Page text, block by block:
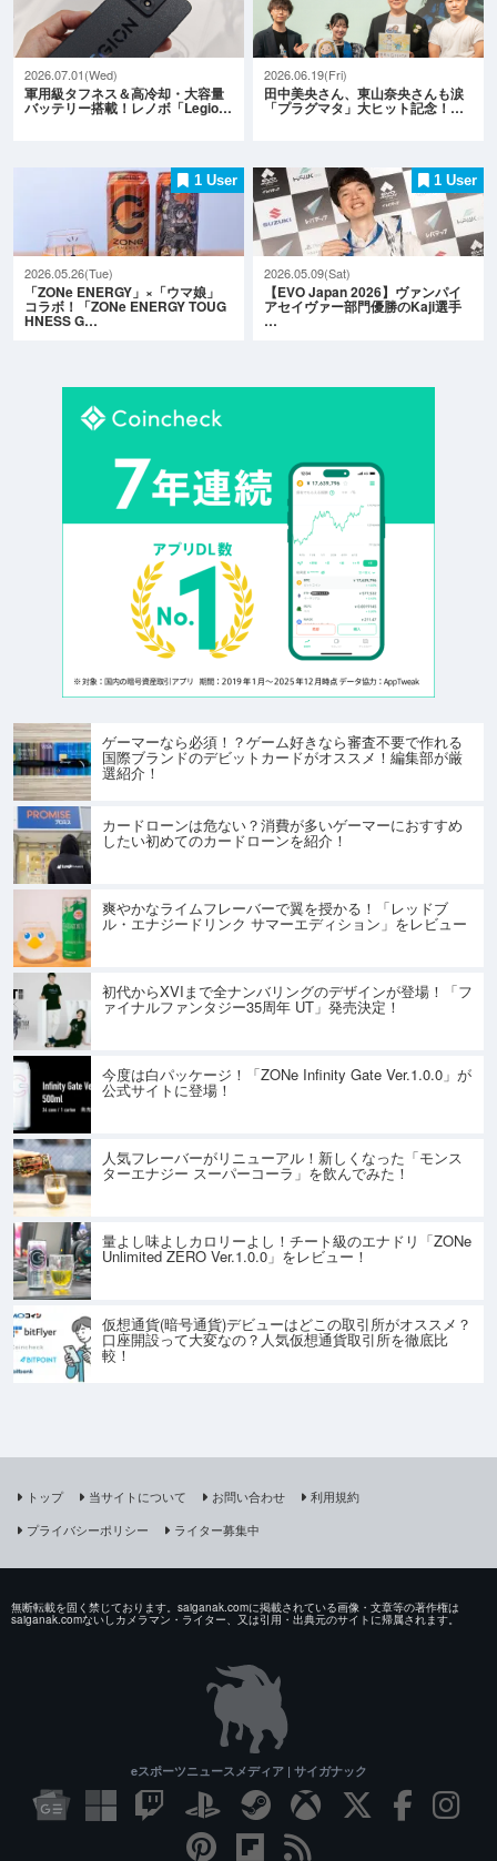
2026.07.01(Wed)
軍用級タフネス＆高冷却・大容量
バッテリー搭載！レノボ「Legio…
2026.06.19(Fri)
田中美央さん、東山奈央さんも涙
「プラグマタ」大ヒット記念！…
1 User
2026.05.26(Tue)
「ZONe ENERGY」×「ウマ娘」
コラボ！「ZONe ENERGY TOUG
HNESS G…
1 User
2026.05.09(Sat)
【EVO Japan 2026】ヴァンパイ
アセイヴァー部門優勝のKaji選手
…
ゲーマーなら必須！？ゲーム好きなら審査不要で作れる
国際ブランドのデビットカードがオススメ！編集部が厳
選紹介！
カードローンは危ない？消費が多いゲーマーにおすすめ
したい初めてのカードローンを紹介！
爽やかなライムフレーバーで翼を授かる！「レッドブ
ル・エナジードリンク サマーエディション」をレビュー
初代からXVIまで全ナンバリングのデザインが登場！「フ
ァイナルファンタジー35周年 UT」発売決定！
今度は白パッケージ！「ZONe Infinity Gate Ver.1.0.0」が
公式サイトに登場！
人気フレーバーがリニューアル！新しくなった「モンス
ターエナジー スーパーコーラ」を飲んでみた！
量よし味よしカロリーよし！チート級のエナドリ「ZONe
Unlimited ZERO Ver.1.0.0」をレビュー！
仮想通貨(暗号通貨)デビューはどこの取引所がオススメ？
口座開設って大変なの？人気仮想通貨取引所を徹底比
較！
トップ 当サイトについて お問い合わせ
利用規約
プライバシーポリシー
ライター募集中
無断転載を固く禁じております。saiganak.comに掲載されている画像・文章等の著作権は
saiganak.comないしカメラマン・ライター、又は引用・出典元のサイトに帰属されます。
eスポーツニュースメディア | サイガナック